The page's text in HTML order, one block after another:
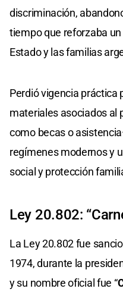
discriminación,
tiempo que reforzaba
Estado y las familias
Perdió vigencia práctica
materiales asociados al
como becas o
regímenes modernos y
social y protección
Ley 20.802:
La Ley 20.802 fue
1974, durante la
y su nombre oficial fue “